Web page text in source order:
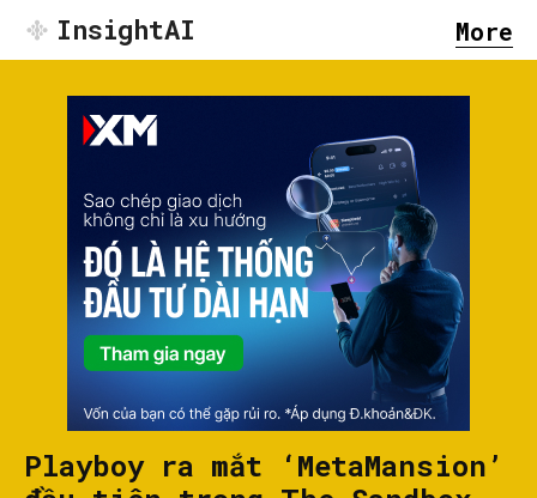
InsightAI More
Playboy ra mắt ‘MetaMansion’